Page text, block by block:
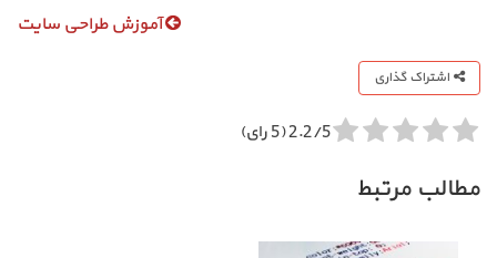
آموزش طراحی سایت
اشتراک گذاری
2.2/5 (5 رای)
مطالب مرتبط